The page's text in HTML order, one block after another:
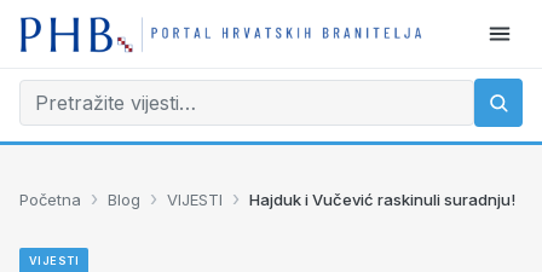
Početna › Blog › VIJESTI › Hajduk i Vučević raskinuli suradnju!
VIJESTI